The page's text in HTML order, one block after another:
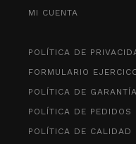
MI CUENTA
POLÍTICA DE
FORMULARIO
POLÍTICA DE
POLÍTICA DE PEDIDOS
POLÍTICA DE CALIDAD